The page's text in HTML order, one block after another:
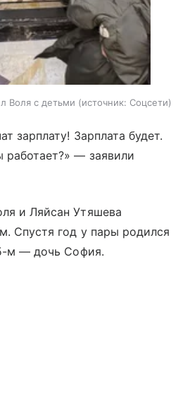
Воля с детьми источник: Соцсети
зарплату! Зарплата будет.
работает?» — заявили
и Ляйсан Утяшева
Спустя год у пары родился
м — дочь София.